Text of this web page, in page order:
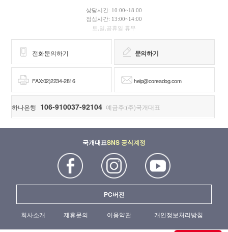
상담시간: 10:00~18:00
점심시간: 13:00~14:00
토,일,공휴일 휴무
전화문의하기 문의하기
FAX:02)2234-2816 help@coreadog.com
하나은행 106-910037-92104 예금주:(주)국개대표
국개대표SNS 공식계정
PC버전
회사소개 제휴문의 이용약관 개인정보처리방침